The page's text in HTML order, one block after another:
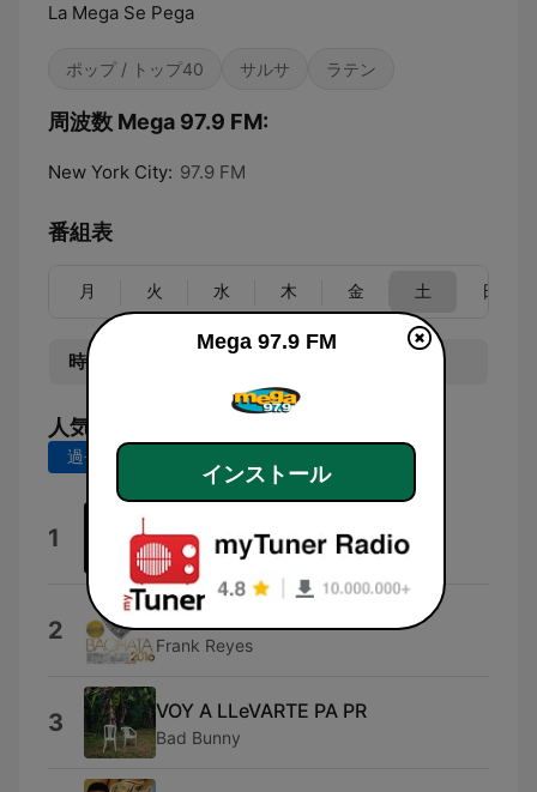
La Mega Se Pega
ポップ / トップ40 サルサ ラテン
周波数 Mega 97.9 FM:
New York City: 97.9 FM
番組表
月 火 水 木 金 土 日
時間
人気の曲
過去7日間
1 Romeo Santos
2 Noche de Pasión
Frank Reyes
3 VOY A LLeVARTE PA PR
Bad Bunny
Mega 97.9 FM
インストール